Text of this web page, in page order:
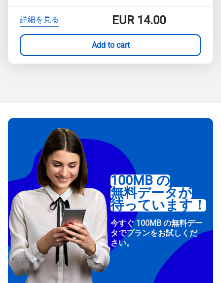
詳細を見る EUR14.00
Add to cart
100MB の
無料データが
待っています！
今すぐ 100MB の無料デー
タでプランをお試しくだ
さい。